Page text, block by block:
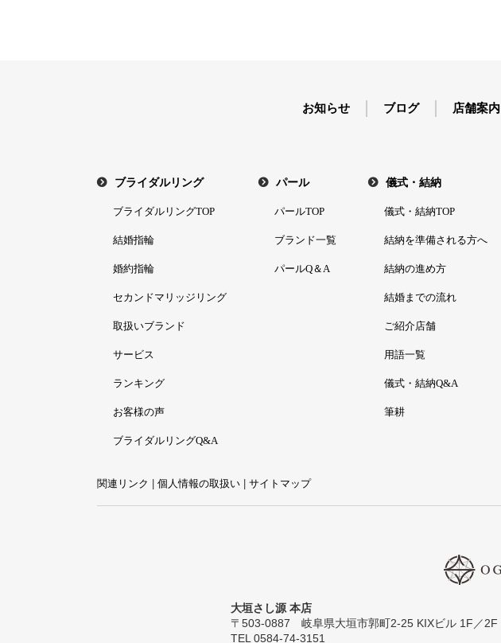
お知らせ ブログ 店舗案内
ブライダルリング
ブライダルリングTOP
結婚指輪
婚約指輪
セカンドマリッジリング
取扱いブランド
サービス
ランキング
お客様の声
ブライダルリングQ&A
パール
パールTOP
ブランド一覧
パールQ＆A
儀式・結納
儀式・結納TOP
結納を準備される方へ
結納の進め方
結婚までの流れ
ご紹介店舗
用語一覧
儀式・結納Q&A
筆耕
関連リンク 個人情報の取扱い サイトマップ
大垣さし源 本店
〒503-0887 岐阜県大垣市郭町2-25 KIXビル 1F／2F
TEL 0584-74-3151